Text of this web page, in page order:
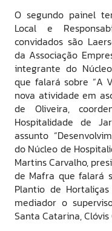
O segundo painel
Local e
convidados são
da Associação
integrante do
que falará sobre “A
nova atividade em
de Oliveira,
Hospitalidade de
assunto
do Núcleo de
Martins Carvalho,
de Mafra que falará
Plantio de
mediador o
Santa Catarina, Clóvis